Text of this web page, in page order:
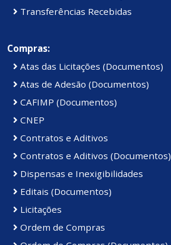
Transferências Recebidas
Compras:
Atas das Licitações (Documentos)
Atas de Adesão (Documentos)
CAFIMP (Documentos)
CNEP
Contratos e Aditivos
Contratos e Aditivos (Documentos)
Dispensas e Inexigibilidades
Editais (Documentos)
Licitações
Ordem de Compras